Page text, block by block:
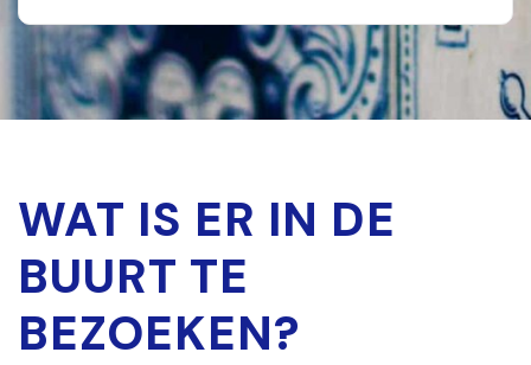
WAT IS ER IN DE
BUURT TE
BEZOEKEN?